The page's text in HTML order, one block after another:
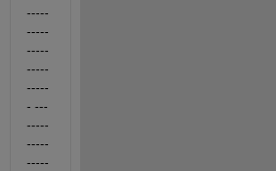
-----
-----
-----
-----
-----
- ---
-----
-----
-----